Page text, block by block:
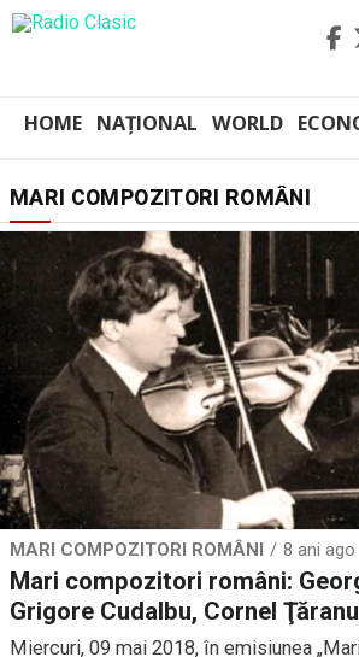
HOME NAȚIONAL WORLD
MARI COMPOZITORI ROMÂNI
MARI COMPOZITORI ROMÂNI 8 ani ago
Mari compozitori români:
Grigore Cudalbu, Cornel Ţăranu
Miercuri, 09 mai 2018, în emisiunea